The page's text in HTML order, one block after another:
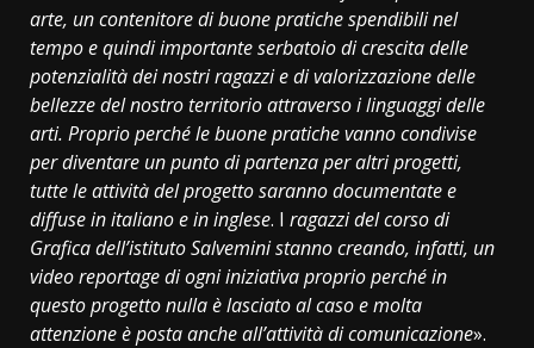
arte, un contenitore di buone pratiche spendibili nel
tempo e quindi importante serbatoio di crescita delle
potenzialità dei nostri ragazzi e di valorizzazione delle
bellezze del nostro territorio attraverso i linguaggi delle
arti. Proprio perché le buone pratiche vanno condivise
per diventare un punto di partenza per altri progetti,
tutte le attività del progetto saranno documentate e
diffuse in italiano e in inglese. I ragazzi del corso di
Grafica dell’istituto Salvemini stanno creando, infatti, un
video reportage di ogni iniziativa proprio perché in
questo progetto nulla è lasciato al caso e molta
attenzione è posta anche all’attività di comunicazione».